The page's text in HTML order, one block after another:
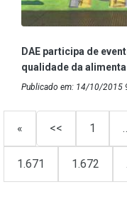
DAE participa de
qualidade da
Publicado em: 14/10/2015
« << 1
1.671 1.672